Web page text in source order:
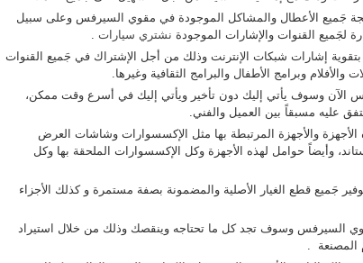
جَميع الأعطال والمشاكل الموجودة في مقوي السيرفس وعلى سبيل
لجَميع القنوات والإشارات الموجودة نشتري سيارات
إشارات شبكات الإنترنت وذلك من أجل الإشتراك في جَميع القنوات
وبرامج الأطفال والبرامج الثقافية وغيرها.
الآن وسوف يأتي إليك دون تأخير ويأتي إليك في أسرع وقت ممكن،
عليه مسبقاً بين العميل والفني.
والأجهزة المرتبطة بها مثل الإكسسوارات وشاشات العرض
وأيضاً حوامل لهذه الأجهزة وكل الإكسسوارات الملحقة بها وكل
جَميع قطع الغيار الأصلية والمضمونة بصفة مستمرة و كذلك الأجزاء
السيرفس وسوف تجد كل ما تحتاجه وينقصك وذلك من خلال استيراد
.